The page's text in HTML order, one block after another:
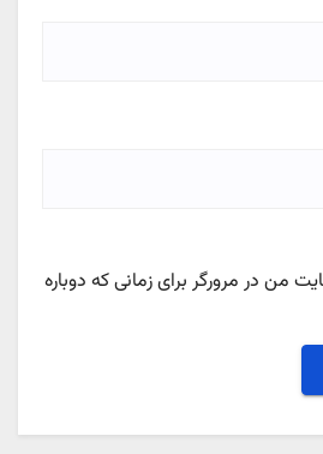
من در مرورگر برای زمانی که دوباره